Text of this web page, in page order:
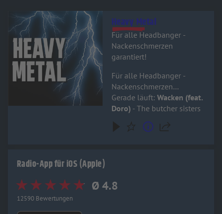
Audiotitel - Heavy Metal Heavy Metal
Für alle Headbanger -
Nackenschmerzen
garantiert!
Für alle Headbanger -
Nackenschmerzen
garantiert!
Gerade läuft: Wacken (feat.
Doro) - The butcher sisters
Radio-App für iOS (Apple)
Ø 4.8
12590 Bewertungen